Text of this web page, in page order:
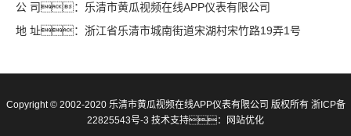
公 司：乐清市黄瓜视频在线APP仪表有限公司
地 址：浙江省乐清市城南街道宋湖村宋竹路19弄1号
Copyright © 2002-2020 乐清市黄瓜视频在线APP仪表有限公司 版权所有 浙ICP备
22825543号-3 技术支持： 网站优化